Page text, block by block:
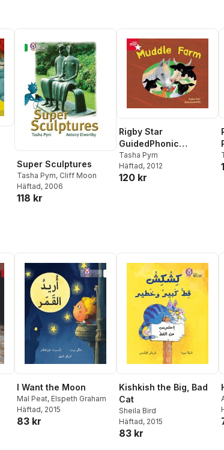
Super Sculptures
Tasha Pym, Cliff Moon
Häftad, 2006
118 kr
Rigby Star
GuidedPhonic
Opportunity Readers
Red: Muddle Farm
Tasha Pym
Häftad, 2012
120 kr
I Want the Moon
Mal Peat, Elspeth Graham
Häftad, 2015
83 kr
Kishkish the Big, Bad
Cat
Sheila Bird
Häftad, 2015
83 kr